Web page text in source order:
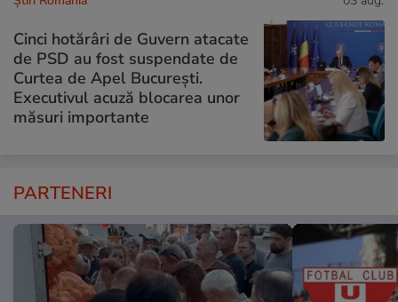
Cinci hotărâri de Guvern atacate
de PSD au fost suspendate de
Curtea de Apel București.
Executivul acuză blocarea unor
măsuri importante
PARTENERI